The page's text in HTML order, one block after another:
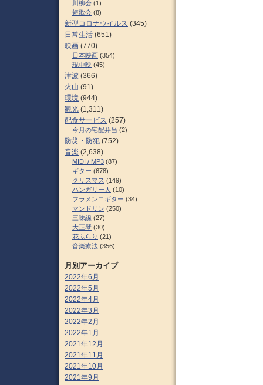
川柳会 (1)
短歌会 (8)
新型コロナウイルス (345)
日常生活 (651)
映画 (770)
日本映画 (354)
現中映 (45)
津波 (366)
火山 (91)
環境 (944)
観光 (1,311)
配食サービス (257)
今月の宅配弁当 (2)
防災・防犯 (752)
音楽 (2,638)
MIDI / MP3 (87)
ギター (678)
クリスマス (149)
ハンガリー人 (10)
フラメンコギター (34)
マンドリン (250)
三味線 (27)
大正琴 (30)
花ふらり (21)
音楽療法 (356)
月別アーカイブ
2022年6月
2022年5月
2022年4月
2022年3月
2022年2月
2022年1月
2021年12月
2021年11月
2021年10月
2021年9月